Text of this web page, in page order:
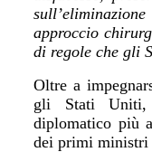
sull’
approccio
di regole che gli
Oltre a
gli Stati Uniti,
diplomatico più
dei primi ministri